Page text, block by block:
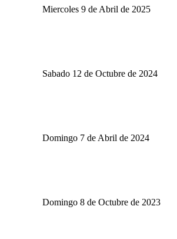
Miercoles 9 de Abril de 2025
Sabado 12 de Octubre de 2024
Domingo 7 de Abril de 2024
Domingo 8 de Octubre de 2023